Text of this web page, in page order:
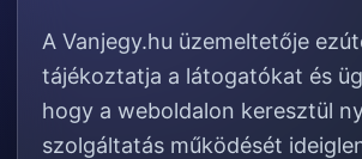
A Vanjegy.hu üzemeltetője
tájékoztatja a látogatókat és
hogy a weboldalon keresztül
szolgáltatás működését